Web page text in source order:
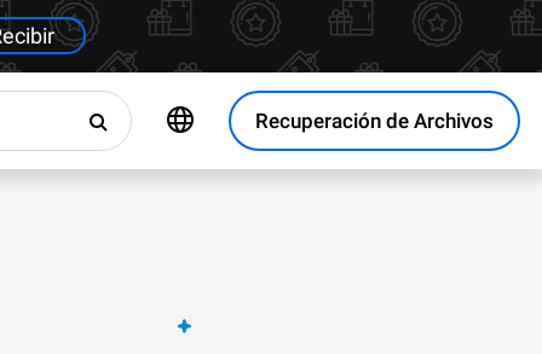
Recuperación de Archivos